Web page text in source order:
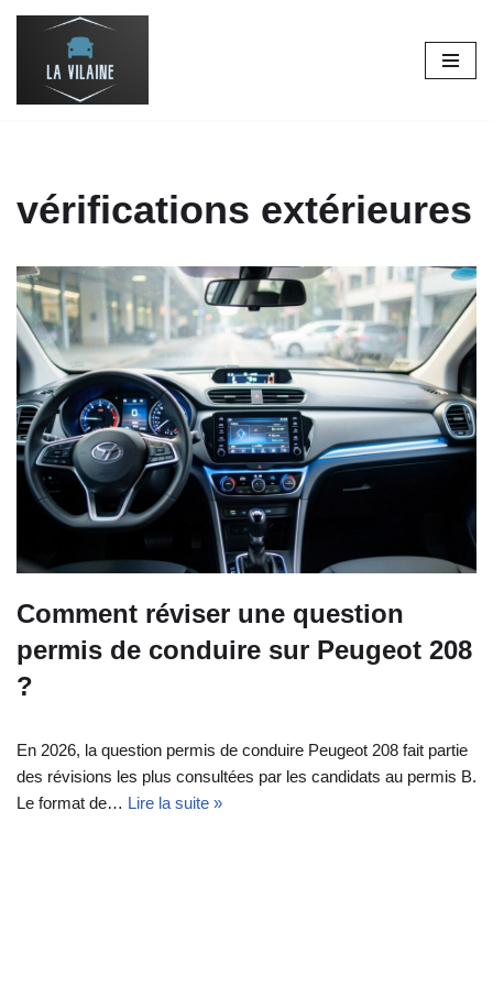
vérifications extérieures
Comment réviser une question
permis de conduire sur Peugeot 208
?
En 2026, la question permis de conduire Peugeot 208 fait partie
des révisions les plus consultées par les candidats au permis B.
Le format de… Lire la suite »